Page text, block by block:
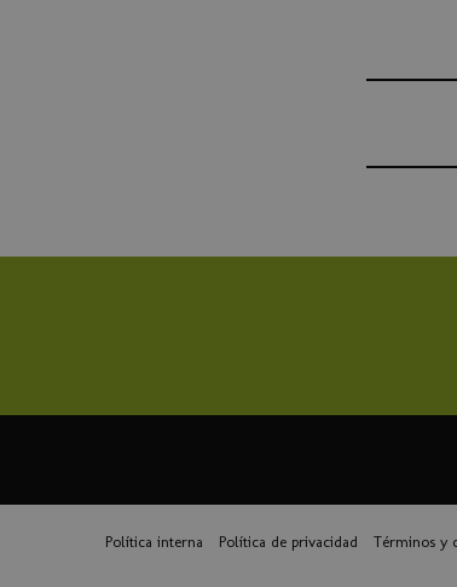
Política interna Política de privacidad Términos y